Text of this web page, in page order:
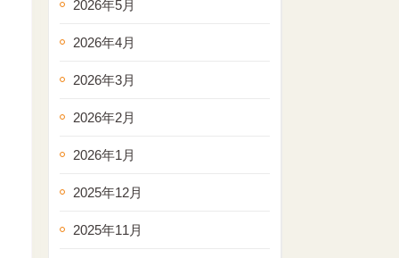
2026年5月
2026年4月
2026年3月
2026年2月
2026年1月
2025年12月
2025年11月